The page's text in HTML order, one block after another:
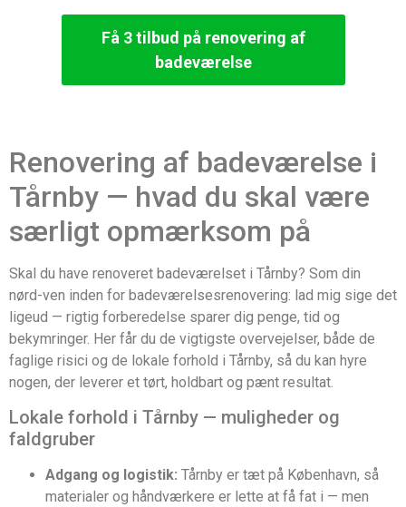
Få 3 tilbud på renovering af
badeværelse
Renovering af badeværelse i
Tårnby — hvad du skal være
særligt opmærksom på
Skal du have renoveret badeværelset i Tårnby? Som din
nørd-ven inden for badeværelsesrenovering: lad mig sige det
ligeud — rigtig forberedelse sparer dig penge, tid og
bekymringer. Her får du de vigtigste overvejelser, både de
faglige risici og de lokale forhold i Tårnby, så du kan hyre
nogen, der leverer et tørt, holdbart og pænt resultat.
Lokale forhold i Tårnby — muligheder og
faldgruber
Adgang og logistik: Tårnby er tæt på København, så
materialer og håndværkere er lette at få fat i — men